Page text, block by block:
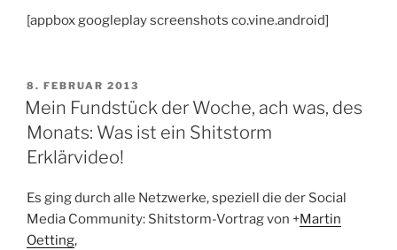
[appbox googleplay screenshots co.vine.android]
VERÖFFENTLICHT
AM
8. FEBRUAR 2013
Mein Fundstück der Woche, ach was, des
Monats: Was ist ein Shitstorm
Erklärvideo!
Es ging durch alle Netzwerke, speziell die der Social
Media Community: Shitstorm-Vortrag von +Martin
Oetting,